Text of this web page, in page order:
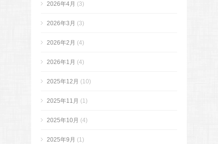
2026年4月 (3)
2026年3月 (3)
2026年2月 (4)
2026年1月 (4)
2025年12月 (10)
2025年11月 (1)
2025年10月 (4)
2025年9月 (1)